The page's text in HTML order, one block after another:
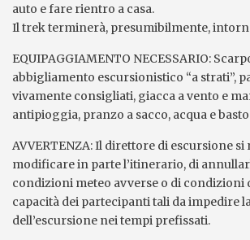
auto e fare rientro a casa.
Il trek terminerà, presumibilmente,
EQUIPAGGIAMENTO NECESSARIO:
abbigliamento escursionistico “a strati”,
vivamente consigliati, giacca a vento e
antipioggia, pranzo a sacco, acqua e
AVVERTENZA: Il direttore di escursione si
modificare in parte l’itinerario, di
condizioni meteo avverse o di condizioni
capacità dei partecipanti tali da impedire
dell’escursione nei tempi prefissati.